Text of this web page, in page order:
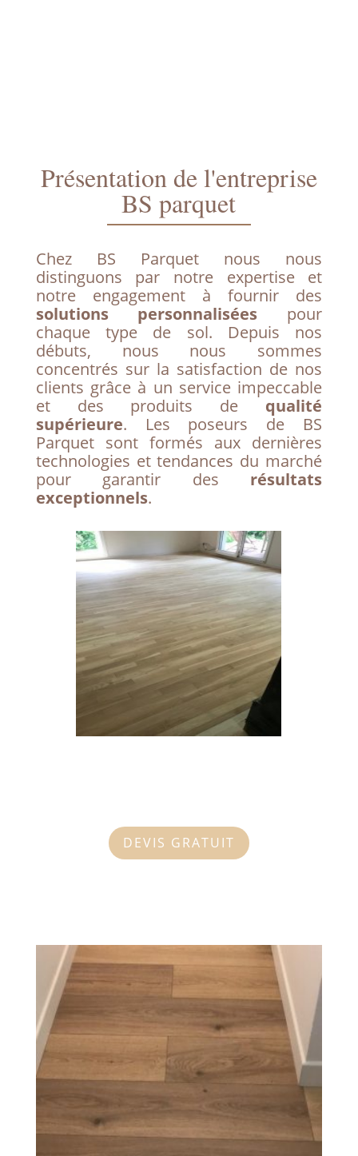
Présentation de l'entreprise
BS parquet
Chez BS Parquet nous nous
distinguons par notre expertise et
notre engagement à fournir des
solutions personnalisées pour
chaque type de sol. Depuis nos
débuts, nous nous sommes
concentrés sur la satisfaction de nos
clients grâce à un service impeccable
et des produits de qualité
supérieure. Les poseurs de BS
Parquet sont formés aux dernières
technologies et tendances du marché
pour garantir des résultats
exceptionnels.
DEVIS GRATUIT